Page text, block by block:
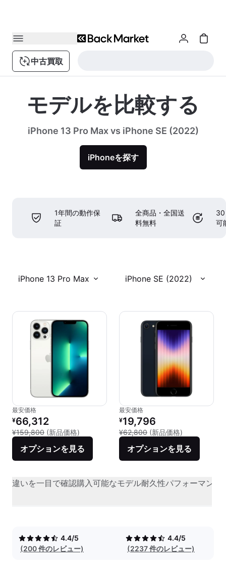
中古買取
モデルを比較する
iPhone 13 Pro Max vs iPhone SE (2022)
iPhoneを探す
1年間の動作保
証
全商品・全国送
料無料
30
可
iPhone 13 Pro Max iPhone SE (2022)
最安価格
リファービッシュ品の価格：
¥66,312
¥159,800 (新品価格) 新品との比較：¥159,800
オプションを見る
最安価格
リファービッシュ品の価格：
¥19,796
¥62,800 (新品価格)
オプションを見る
違いを一目で確認購入可能なモデル耐久性パフォーマンス
4.4/5
(200 件のレビュー)
4.4/5
(2237 件のレビュー)